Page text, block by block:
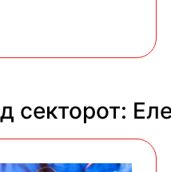
секторот: